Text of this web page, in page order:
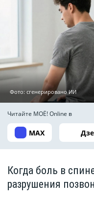
Фото: сгенерировано ИИ
Читайте МОЁ! Online в
MAX
Когда боль в
разрушения